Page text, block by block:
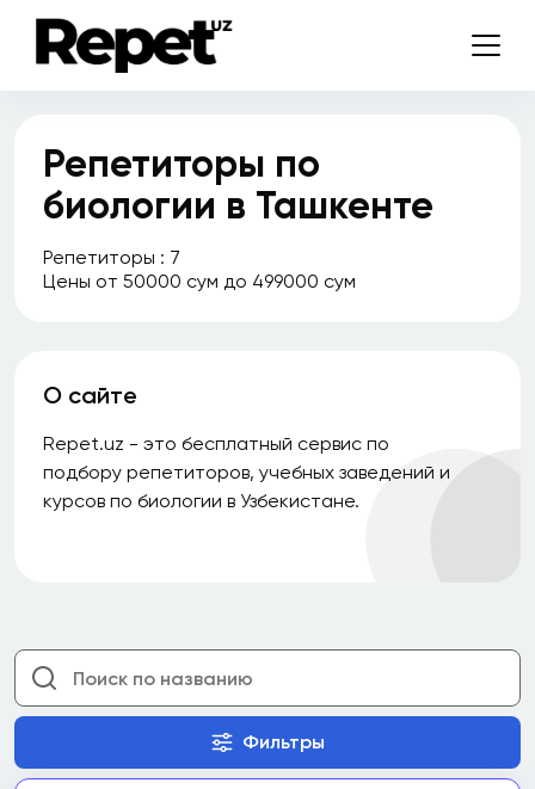
Репетиторы по
биологии в Ташкенте
Репетиторы : 7
Цены от 50000 сум до 499000 сум
О сайте
Repet.uz - это бесплатный сервис по
подбору репетиторов, учебных заведений и
курсов по биологии в Узбекистане.
Фильтры